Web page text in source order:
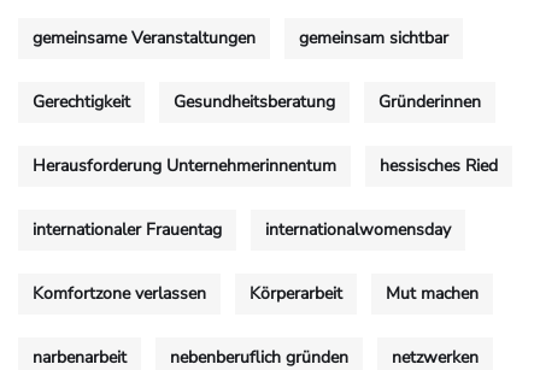
gemeinsame Veranstaltungen gemeinsam sichtbar
Gerechtigkeit Gesundheitsberatung Gründerinnen
Herausforderung Unternehmerinnentum hessisches Ried
internationaler Frauentag internationalwomensday
Komfortzone verlassen Körperarbeit Mut machen
narbenarbeit nebenberuflich gründen netzwerken